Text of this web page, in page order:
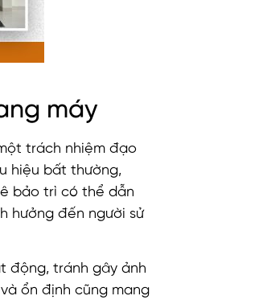
máy
trách nhiệm đạo
hiệu bất thường,
bảo trì có thể dẫn
hưởng đến người sử
động, tránh gây ảnh
ổn định cũng mang